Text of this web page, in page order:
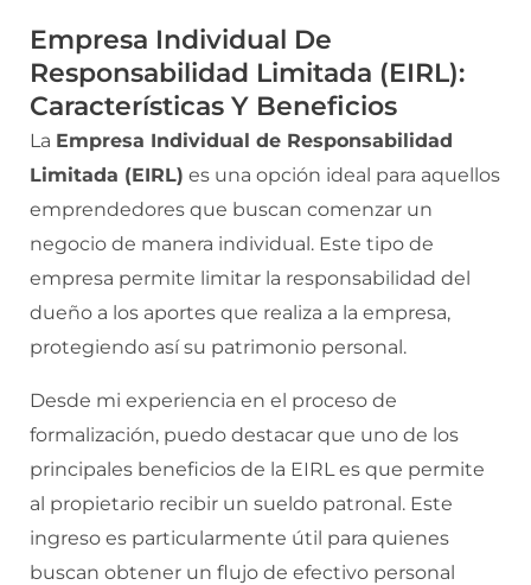
Empresa Individual De
Responsabilidad Limitada (EIRL):
Características Y Beneficios
La Empresa Individual de Responsabilidad
Limitada (EIRL) es una opción ideal para aquellos
emprendedores que buscan comenzar un
negocio de manera individual. Este tipo de
empresa permite limitar la responsabilidad del
dueño a los aportes que realiza a la empresa,
protegiendo así su patrimonio personal.
Desde mi experiencia en el proceso de
formalización, puedo destacar que uno de los
principales beneficios de la EIRL es que permite
al propietario recibir un sueldo patronal. Este
ingreso es particularmente útil para quienes
buscan obtener un flujo de efectivo personal